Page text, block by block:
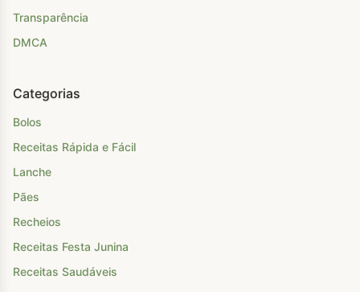
Transparência
DMCA
Categorias
Bolos
Receitas Rápida e Fácil
Lanche
Pães
Recheios
Receitas Festa Junina
Receitas Saudáveis